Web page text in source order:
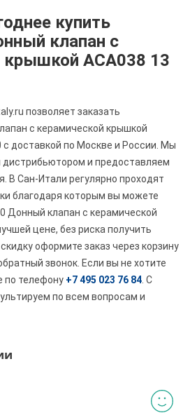
купить
клапан с
крышкой ACA038 13
позволяет заказать
с керамической крышкой
с доставкой по Москве и России. Мы
и предоставляем
В Сан-Итали регулярно проходят
благодаря которым вы можете
Донный клапан с керамической
цене, без риска получить
оформите заказ через корзину
звонок. Если вы не хотите
по телефону +7 495 023 76 84 . С
по всем вопросам и